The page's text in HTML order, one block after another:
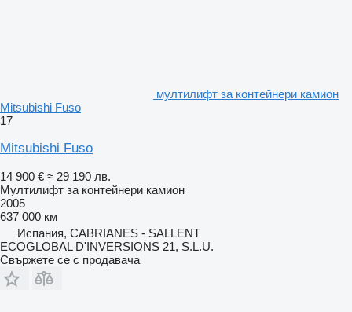
мултилифт за контейнери камион
Mitsubishi Fuso
17
Mitsubishi Fuso
14 900 € ≈ 29 190 лв.
Мултилифт за контейнери камион
2005
637 000 км
Испания, CABRIANES - SALLENT
ECOGLOBAL D'INVERSIONS 21, S.L.U.
Свържете се с продавача